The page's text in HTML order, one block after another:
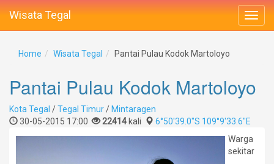
Wisata Tegal
Home Wisata Tegal Pantai Pulau Kodok Martoloyo
Pantai Pulau Kodok Martoloyo
Kota Tegal /Tegal Timur/ Mintaragen
30-05-2015 17:00
22414 kali
6°50'39.0"S 109°9'33.6"E
Warga
sekitar